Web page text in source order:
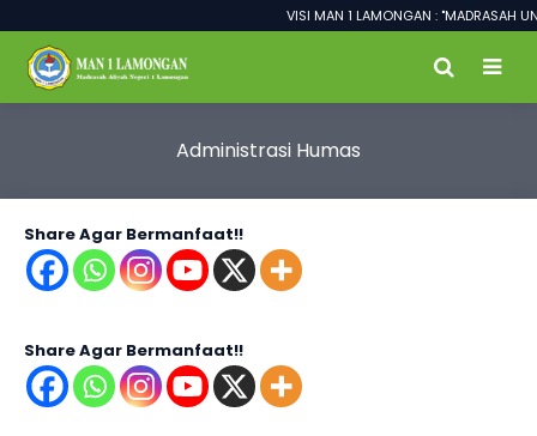
VISI MAN 1 LAMONGAN : "MADRASAH
Administrasi Humas
Share Agar Bermanfaat!!
Share Agar Bermanfaat!!